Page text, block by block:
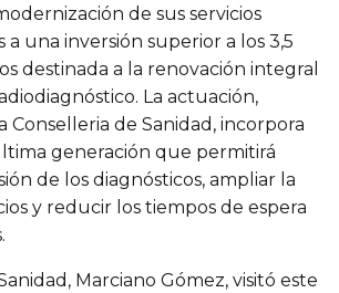
de sus servicios
a una inversión superior a los 3,5
destinada a la renovación integral
La actuación,
Conselleria de Sanidad, incorpora
generación que permitirá
de los diagnósticos, ampliar la
y reducir los tiempos de espera
Marciano Gómez, visitó este